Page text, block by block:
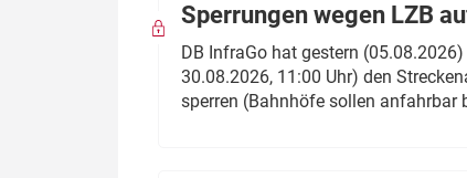
Sperrungen wegen LZB
DB InfraGo hat gestern
30.08.2026, 11:00 Uhr) den
sperren (Bahnhöfe sollen anfahrbar